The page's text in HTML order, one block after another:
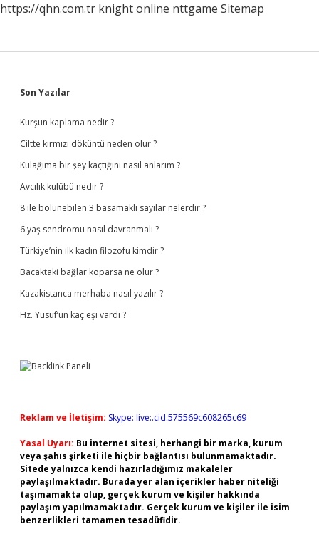
https://qhn.com.tr knight online nttgame Sitemap
Sidebar
Son Yazılar
Kurşun kaplama nedir ?
Ciltte kırmızı döküntü neden olur ?
Kulağıma bir şey kaçtığını nasıl anlarım ?
Avcılık kulübü nedir ?
8 ile bölünebilen 3 basamaklı sayılar nelerdir ?
6 yaş sendromu nasıl davranmalı ?
Türkiye’nin ilk kadın filozofu kimdir ?
Bacaktaki bağlar koparsa ne olur ?
Kazakistanca merhaba nasıl yazılır ?
Hz. Yusuf’un kaç eşi vardı ?
Reklam ve İletişim: Skype: live:.cid.575569c608265c69
Yasal Uyarı: Bu internet sitesi, herhangi bir marka, kurum
veya şahıs şirketi ile hiçbir bağlantısı bulunmamaktadır.
Sitede yalnızca kendi hazırladığımız makaleler
paylaşılmaktadır. Burada yer alan içerikler haber niteliği
taşımamakta olup, gerçek kurum ve kişiler hakkında
paylaşım yapılmamaktadır. Gerçek kurum ve kişiler ile isim
benzerlikleri tamamen tesadüfidir.